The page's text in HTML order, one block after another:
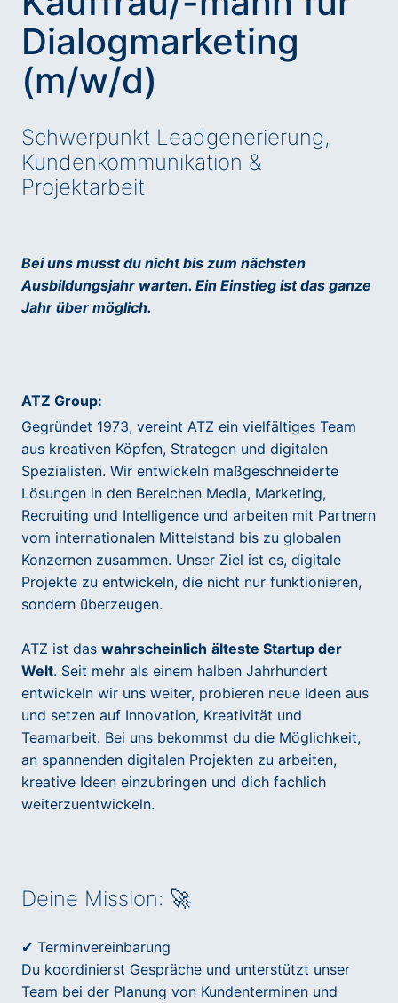
Dialogmarketing
(m/w/d)
Schwerpunkt Leadgenerierung,
Kundenkommunikation &
Projektarbeit
Bei uns musst du nicht bis zum nächsten
Ausbildungsjahr warten. Ein Einstieg ist das ganze
Jahr über möglich.
ATZ Group:
Gegründet 1973, vereint ATZ ein vielfältiges Team
aus kreativen Köpfen, Strategen und digitalen
Spezialisten. Wir entwickeln maßgeschneiderte
Lösungen in den Bereichen Media, Marketing,
Recruiting und Intelligence und arbeiten mit Partnern
vom internationalen Mittelstand bis zu globalen
Konzernen zusammen. Unser Ziel ist es, digitale
Projekte zu entwickeln, die nicht nur funktionieren,
sondern überzeugen.
ATZ ist das wahrscheinlich älteste Startup der
Welt. Seit mehr als einem halben Jahrhundert
entwickeln wir uns weiter, probieren neue Ideen aus
und setzen auf Innovation, Kreativität und
Teamarbeit. Bei uns bekommst du die Möglichkeit,
an spannenden digitalen Projekten zu arbeiten,
kreative Ideen einzubringen und dich fachlich
weiterzuentwickeln.
Deine Mission: 🚀
✔ Terminvereinbarung
Du koordinierst Gespräche und unterstützt unser
Team bei der Planung von Kundenterminen und